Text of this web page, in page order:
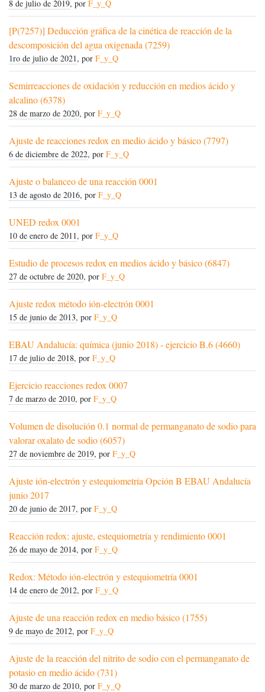
8 de julio de 2019, por F_y_Q
[P(7257)] Deducción gráfica de la cinética de reacción de la
descomposición del agua oxigenada (7259)
1ro de julio de 2021, por F_y_Q
Semirreacciones de oxidación y reducción en medios ácido y
alcalino (6378)
28 de marzo de 2020, por F_y_Q
Ajuste de reacciones redox en medio ácido y básico (7797)
6 de diciembre de 2022, por F_y_Q
Ajuste o balanceo de una reacción 0001
13 de agosto de 2016, por F_y_Q
UNED redox 0001
10 de enero de 2011, por F_y_Q
Estudio de procesos redox en medios ácido y básico (6847)
27 de octubre de 2020, por F_y_Q
Ajuste redox método ión-electrón 0001
15 de junio de 2013, por F_y_Q
EBAU Andalucía: química (junio 2018) - ejercicio B.6 (4660)
17 de julio de 2018, por F_y_Q
Ejercicio reacciones redox 0007
7 de marzo de 2010, por F_y_Q
Volumen de disolución 0.1 normal de permanganato de sodio para
valorar oxalato de sodio (6057)
27 de noviembre de 2019, por F_y_Q
Ajuste ión-electrón y estequiometría Opción B EBAU Andalucía
junio 2017
20 de junio de 2017, por F_y_Q
Reacción redox: ajuste, estequiometría y rendimiento 0001
26 de mayo de 2014, por F_y_Q
Redox: Método ión-electrón y estequiometría 0001
14 de enero de 2012, por F_y_Q
Ajuste de una reacción redox en medio básico (1755)
9 de mayo de 2012, por F_y_Q
Ajuste de la reacción del nitrito de sodio con el permanganato de
potasio en medio ácido (731)
30 de marzo de 2010, por F_y_Q